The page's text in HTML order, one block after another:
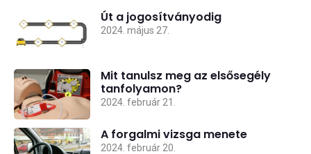
Út a jogosítványodig
2024. május 27.
Mit tanulsz meg az elsősegély
tanfolyamon?
2024. február 21.
A forgalmi vizsga menete
2024. február 20.